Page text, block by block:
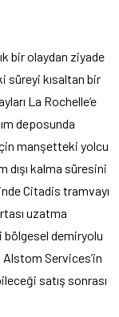
bir olaydan ziyade
süreyi kısaltan bir
La Rochelle’e
deposunda
manşetteki yolcu
dışı kalma süresini
Citadis tramvayı
uzatma
demiryolu
Alstom Services’in
satış sonrası